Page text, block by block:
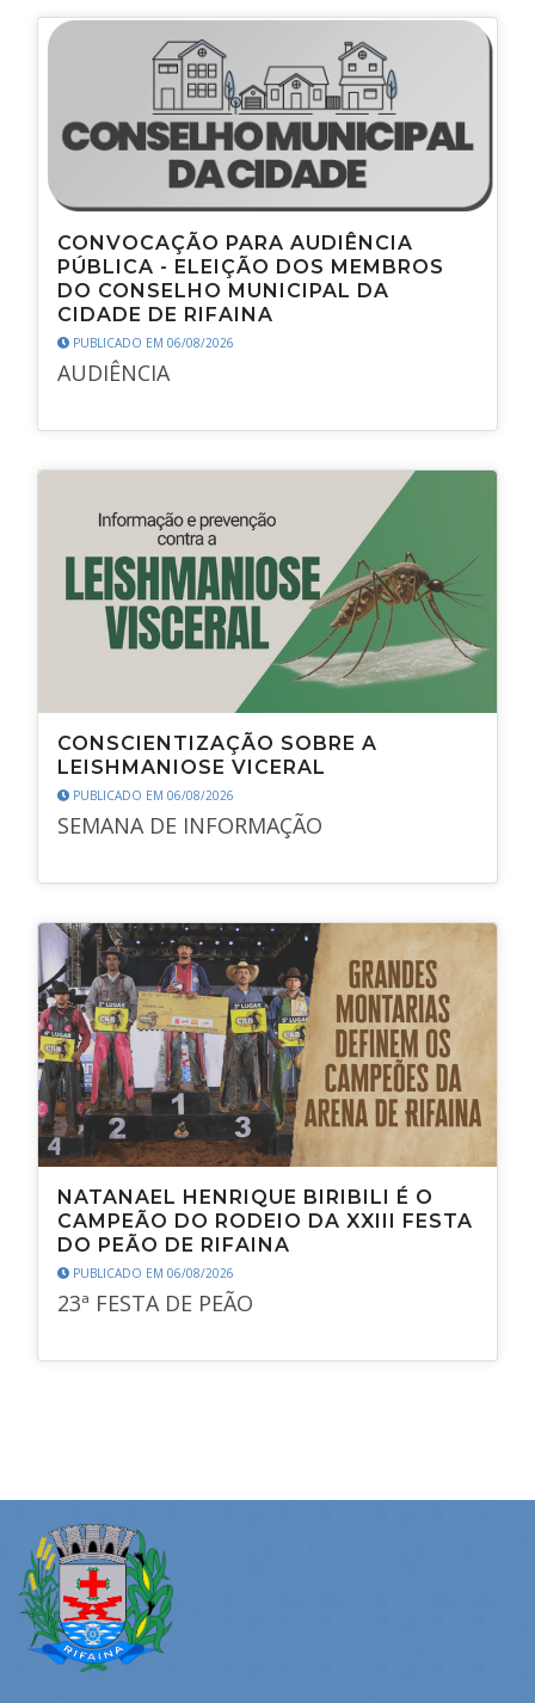
CONVOCAÇÃO PARA AUDIÊNCIA
PÚBLICA - ELEIÇÃO DOS MEMBROS
DO CONSELHO MUNICIPAL DA
CIDADE DE RIFAINA
PUBLICADO EM 06/08/2026
AUDIÊNCIA
CONSCIENTIZAÇÃO SOBRE A
LEISHMANIOSE VICERAL
PUBLICADO EM 06/08/2026
SEMANA DE INFORMAÇÃO
NATANAEL HENRIQUE BIRIBILI É O
CAMPEÃO DO RODEIO DA XXIII FESTA
DO PEÃO DE RIFAINA
PUBLICADO EM 06/08/2026
23ª FESTA DE PEÃO